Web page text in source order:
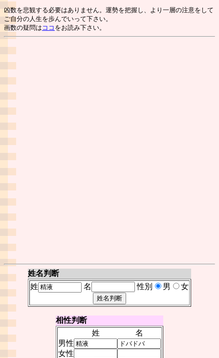
凶数を悲観する必要はありません。運勢を把握し、より一層の注意をして
ご自分の人生を歩んでいって下さい。
画数の疑問は ココ をお読み下さい。
姓名判断
姓
名 性別 男 女
相性判断
姓
名
男性
女性